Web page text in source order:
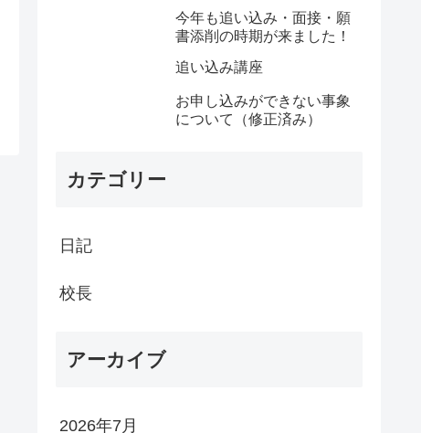
今年も追い込み・面接・願
書添削の時期が来ました！
追い込み講座
お申し込みができない事象
について（修正済み）
カテゴリー
日記
校長
アーカイブ
2026年7月